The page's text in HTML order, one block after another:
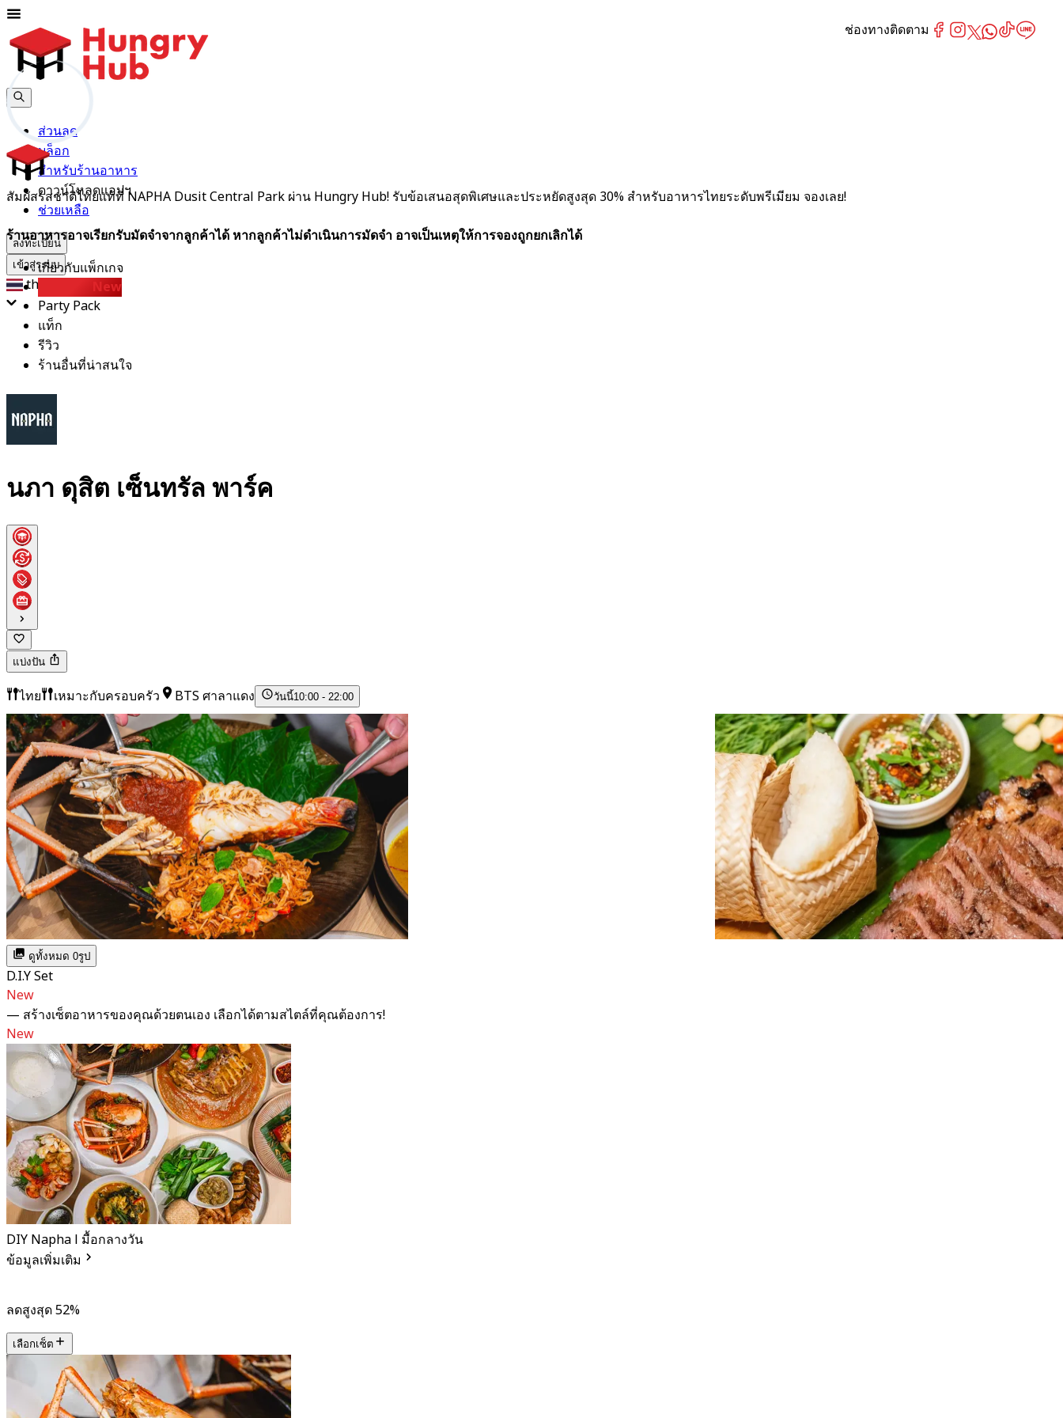
ส่วนลด
บล็อก
สำหรับร้านอาหาร
ดาวน์โหลดแอปฯ
ช่วยเหลือ
ลงทะเบียน
เข้าสู่ระบบ
th
สัมผัสรสชาติไทยแท้ที่ NAPHA Dusit Central Park ผ่าน Hungry Hub! รับข้อเสนอสุดพิเศษและประหยัดสูงสุด 30% สำหรับอาหารไทยระดับพรีเมียม จองเลย!
ร้านอาหารอาจเรียกรับมัดจำจากลูกค้าได้ หากลูกค้าไม่ดำเนินการมัดจำ อาจเป็นเหตุให้การจองถูกยกเลิกได้
เกี่ยวกับแพ็กเกจ
New
Party Pack
แท็ก
รีวิว
ร้านอื่นที่น่าสนใจ
นภา ดุสิต เซ็นทรัล พาร์ค
แบ่งปัน
ไทย เหมาะกับครอบครัว BTS ศาลาแดง วันนี้10:00 - 22:00
ดูทั้งหมด 0รูป
D.I.Y Set
New
— สร้างเซ็ตอาหารของคุณด้วยตนเอง เลือกได้ตามสไตล์ที่คุณต้องการ!
New
DIY Napha l มื้อกลางวัน
ข้อมูลเพิ่มเติม
ลดสูงสุด 52%
เลือกเซ็ต
ช่องทางติดตาม